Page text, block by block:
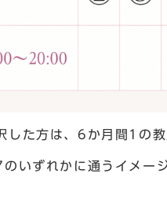
た方は、6か月間1の教
いずれかに通うイメー